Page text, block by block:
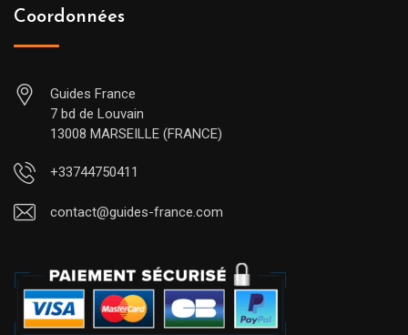
Coordonnées
Guides France
7 bd de Louvain
13008 MARSEILLE (FRANCE)
+33744750411
contact@guides-france.com